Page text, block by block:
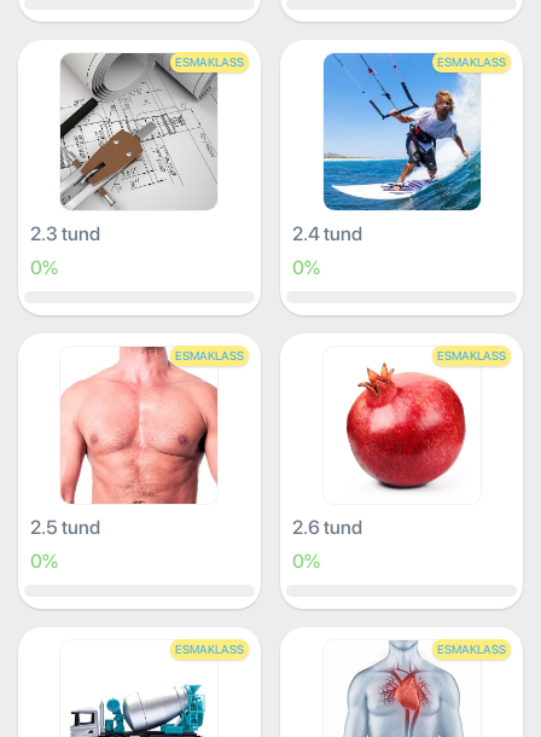
ESMAKLASS
2.3 tund
0%
ESMAKLASS
2.4 tund
0%
ESMAKLASS
2.5 tund
0%
ESMAKLASS
2.6 tund
0%
ESMAKLASS ESMAKLASS